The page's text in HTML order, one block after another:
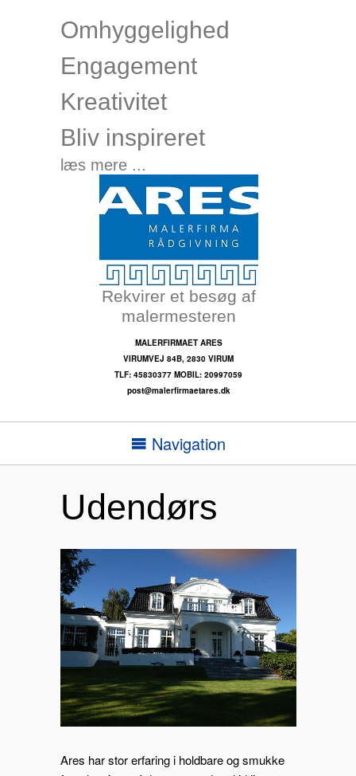
Omhyggelighed
Engagement
Kreativitet
Bliv inspireret
læs mere ...
Rekvirer et besøg af
malermesteren
MALERFIRMAET ARES
VIRUMVEJ 84B,2830 VIRUM
TLF: 45830377MOBIL: 20997059
post@malerfirmaetares.dk
Navigation
Udendørs
Ares har stor erfaring i holdbare og smukke